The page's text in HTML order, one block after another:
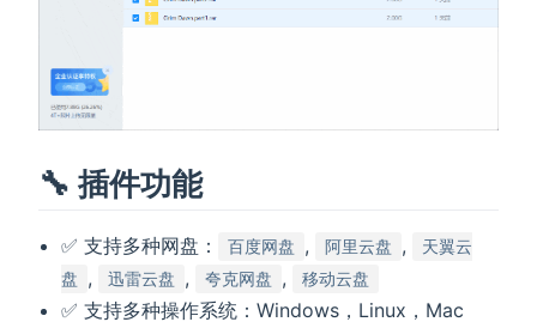
🔧 插件功能
✅ 支持多种网盘： 百度网盘 , 阿里云盘 ,
天翼云
盘
, 迅雷云盘 , 夸克网盘 , 移动云盘
✅ 支持多种操作系统：Windows，Linux，Mac